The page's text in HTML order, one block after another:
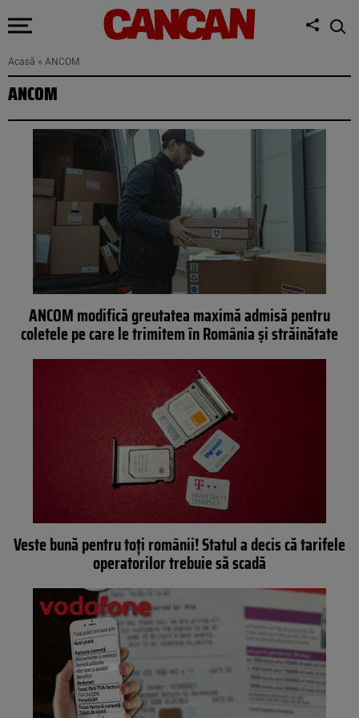
Acasă » ANCOM
ANCOM
ANCOM modifică greutatea maximă admisă pentru
coletele pe care le trimitem în România și străinătate
Veste bună pentru toți românii! Statul a decis că tarifele
operatorilor trebuie să scadă